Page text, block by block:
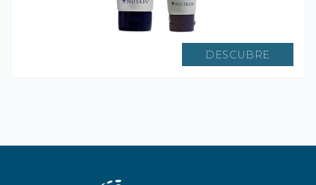
DESCUBRE